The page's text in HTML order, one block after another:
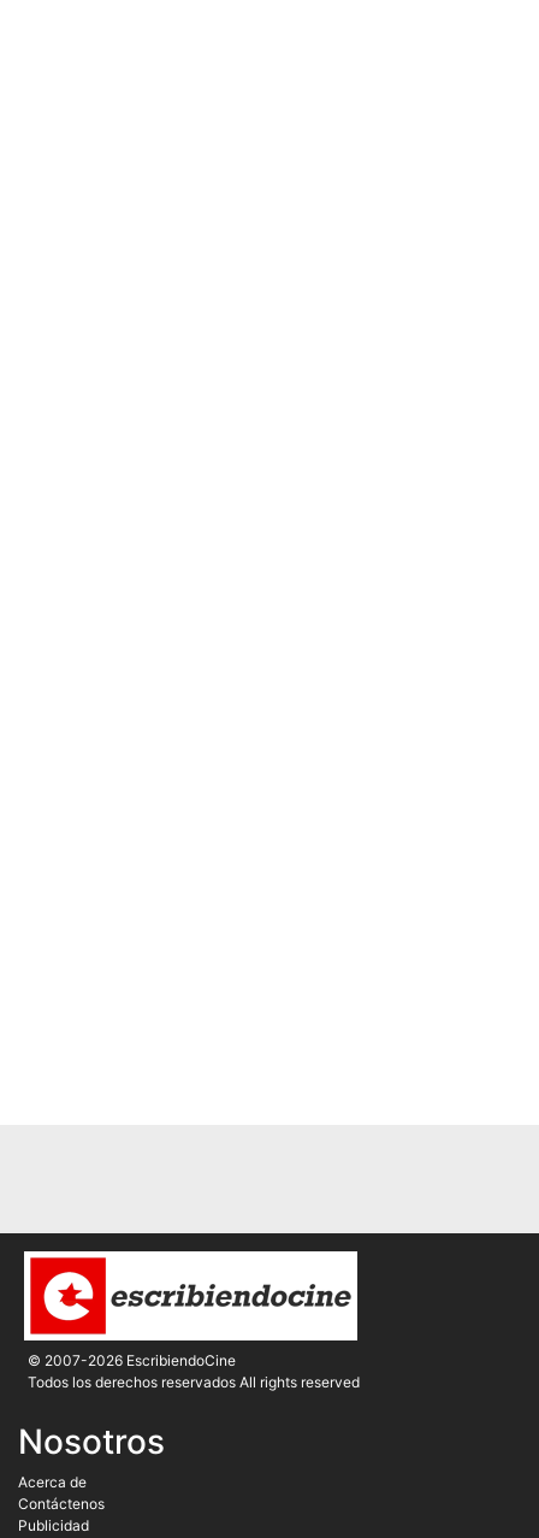
© 2007-2026 EscribiendoCine
Todos los derechos reservados All rights reserved
Nosotros
Acerca de
Contáctenos
Publicidad